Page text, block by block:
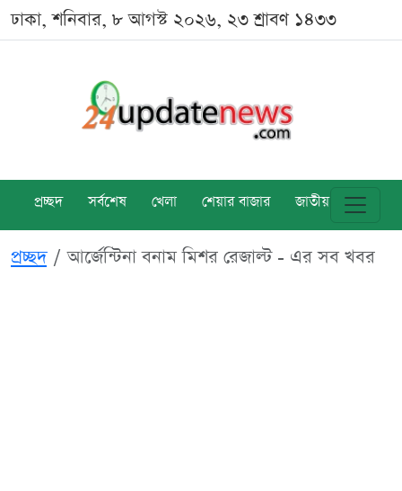
ঢাকা, শনিবার, ৮ আগস্ট ২০২৬, ২৩ শ্রাবণ ১৪৩৩
প্রচ্ছদ সর্বশেষ খেলা শেয়ার বাজার জাতীয় বিশ্ব
প্রচ্ছদ আর্জেন্টিনা বনাম মিশর রেজাল্ট - এর সব খবর